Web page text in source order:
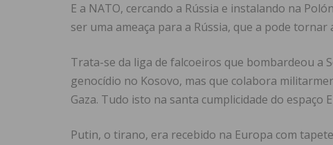
E a NATO, cercando a Rússia e instalando na
ser uma ameaça para a Rússia, que a pode tornar
Trata-se da liga de falcoeiros que bombardeou a
genocídio no Kosovo, mas que colabora
Gaza. Tudo isto na santa cumplicidade do espaço
Putin, o tirano, era recebido na Europa com